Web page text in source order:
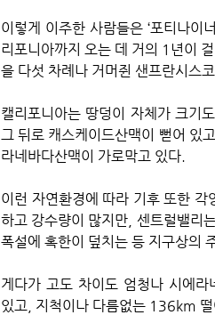
이렇게 이주한 사람들은 ‘포티나
리포니아까지 오는 데 거의 1년이
을 다섯 차례나 거머쥔 샌프란시스
캘리포니아는 땅덩이 자체가 크기
그 뒤로 캐스케이드산맥이 뻗어 있
라네바다산맥이 가로막고 있다.
이런 자연환경에 따라 기후 또한
하고 강수량이 많지만, 센트럴밸리
폭설에 혹한이 덮치는 등 지구상의
게다가 고도 차이도 엄청나 시에
있고, 지척이나 다름없는 136km